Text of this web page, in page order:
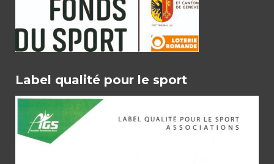
Label qualité pour le sport